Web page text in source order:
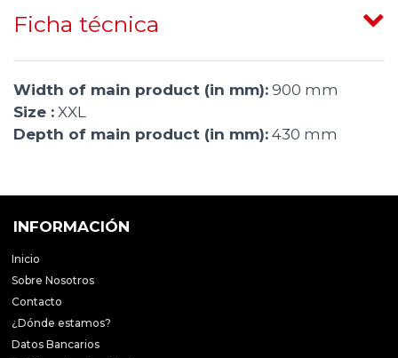
Ficha técnica
Width of main product (in mm): 900 mm
Size : XXL
Depth of main product (in mm): 430 mm
INFORMACIÓN
Inicio
Sobre Nosotros
Contacto
¿Dónde estamos?
Datos Bancarios